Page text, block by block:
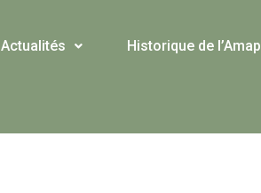
Actualités Historique de l’Amap